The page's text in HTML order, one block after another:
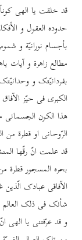
قد خلقت یا الهی
حدوده العقول و
بأجسام نورانیّة و
مطالع زاهرة و آیات
بفردانیّتک و
الکبری فی حیّز
هذا الکون
الرّوحانی او قطرة من
قد علمت انّ رقّها
بحره المسجور قطرة
الآفاقی عبادک
شأنک فی ذلک العالم
و قد عرّفتنی یا